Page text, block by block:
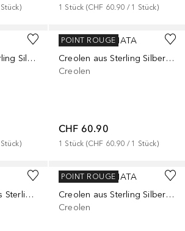
Stück) 1 Stück (CHF 60.90 / 1 Stück)
Ohrstecker aus Sterling Silber in silber mit Zirkonia Muschelkernperle
Stück)
RAFAELA DONATA
Creolen aus Sterling Silber in gelbgold mit Muschelkernperle
Creolen
CHF 60.90
1 Stück (CHF 60.90 / 1 Stück)
POINT ROUGE
Perlen-Armband aus Sterling Silber in gelbgold mit Muschelkernperle
RAFAELA DONATA
Creolen aus Sterling Silber in gelbgold mit Muschelkernperle
Creolen
POINT ROUGE